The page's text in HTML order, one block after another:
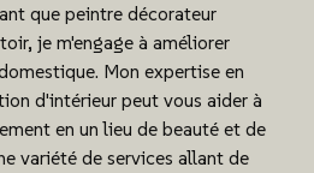
que peintre décorateur
je m'engage à améliorer
Mon expertise en
d'intérieur peut vous aider à
en un lieu de beauté et de
variété de services allant de